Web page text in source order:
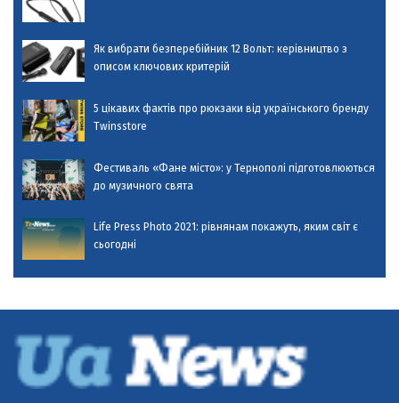
Як вибрати безперебійник 12 Вольт: керівництво з
описом ключових критерій
5 цікавих фактів про рюкзаки від українського бренду
Twinsstore
Фестиваль «Фане місто»: у Тернополі підготовлюються
до музичного свята
Life Press Photo 2021: рівнянам покажуть, яким світ є
сьогодні